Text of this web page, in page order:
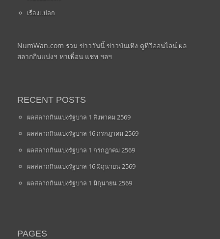
เรื่องแปลก
NumWan.com รวม ข่าววันนี้ ข่าวบันเทิง ดูทีวีออนไลน์ ผล
สลากกินแบ่งฯ หาเพื่อน แชท ฯลฯ
RECENT POSTS
ผลสลากกินแบ่งรัฐบาล 1 สิงหาคม 2569
ผลสลากกินแบ่งรัฐบาล 16 กรกฎาคม 2569
ผลสลากกินแบ่งรัฐบาล 1 กรกฎาคม 2569
ผลสลากกินแบ่งรัฐบาล 16 มิถุนายน 2569
ผลสลากกินแบ่งรัฐบาล 1 มิถุนายน 2569
PAGES